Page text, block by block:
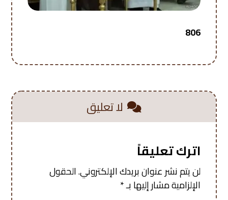
806
لا تعليق
اترك تعليقاً
لن يتم نشر عنوان بريدك الإلكتروني.الحقول
الإلزامية مشار إليها بـ*